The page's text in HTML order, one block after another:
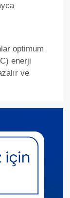
optimum
enerji
ve